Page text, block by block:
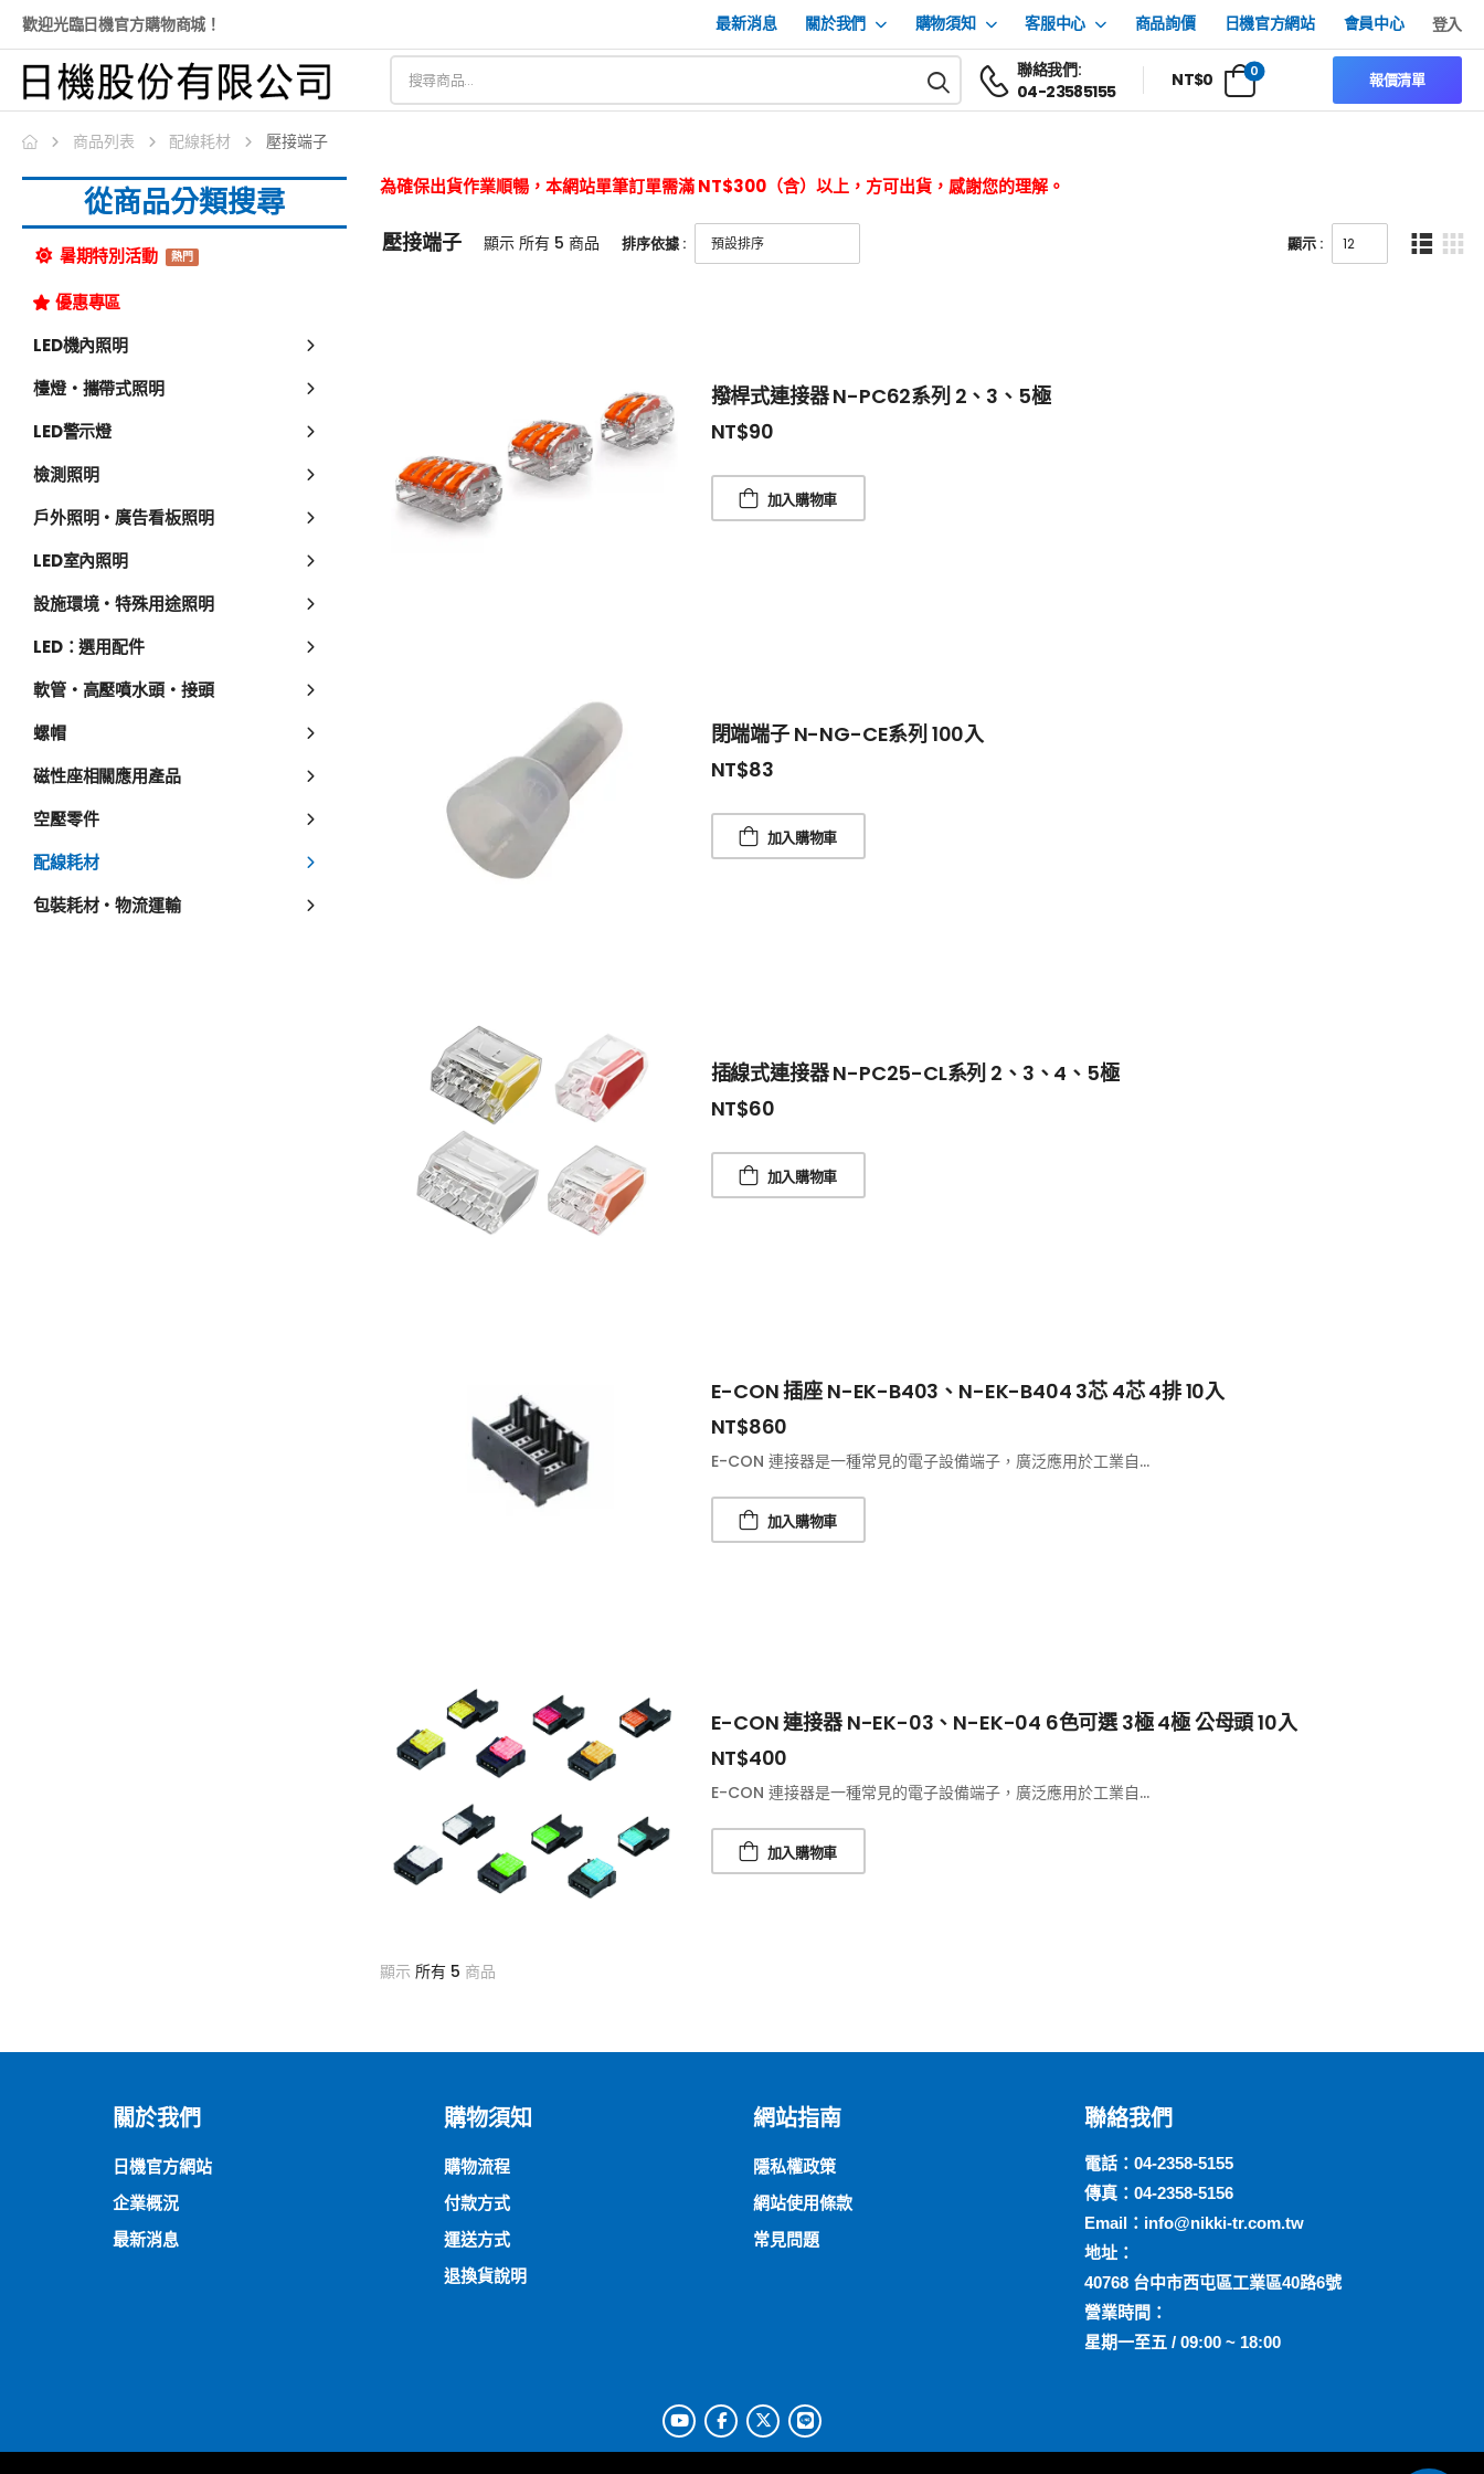
歡迎光臨日機官方購物商城！ 最新消息 關於我們 購物須知 客服中心 商品詢價 日機官方網站 會員中心 登入
聯絡我們:
04-23585155
NT$0 0 報價清單
商品列表 配線耗材 壓接端子
從商品分類搜尋
暑期特別活動 熱門
優惠專區
LED機內照明
檯燈・攜帶式照明
LED警示燈
檢測照明
戶外照明・廣告看板照明
LED室內照明
設施環境・特殊用途照明
LED：選用配件
軟管・高壓噴水頭・接頭
螺帽
磁性座相關應用產品
空壓零件
配線耗材
包裝耗材・物流運輸
為確保出貨作業順暢，本網站單筆訂單需滿 NT$300（含）以上，方可出貨，感謝您的理解。
壓接端子 顯示 所有 5 商品 排序依據 : 顯示 :
撥桿式連接器 N-PC62系列 2、3、5極
NT$90
加入購物車
閉端端子 N-NG-CE系列 100入
NT$83
加入購物車
插線式連接器 N-PC25-CL系列 2、3、4、5極
NT$60
加入購物車
E-CON 插座 N-EK-B403、N-EK-B404 3芯 4芯 4排 10入
NT$860
E-CON 連接器是一種常見的電子設備端子，廣泛應用於工業自...
加入購物車
E-CON 連接器 N-EK-03、N-EK-04 6色可選 3極 4極 公母頭 10入
NT$400
E-CON 連接器是一種常見的電子設備端子，廣泛應用於工業自...
加入購物車
顯示 所有 5 商品
關於我們
日機官方網站
企業概況
最新消息
購物須知
購物流程
付款方式
運送方式
退換貨說明
網站指南
隱私權政策
網站使用條款
常見問題
聯絡我們
電話： 04-2358-5155
傳真：04-2358-5156
Email： info@nikki-tr.com.tw
地址：
40768 台中市西屯區工業區40路6號
營業時間：
星期一至五 / 09:00 ~ 18:00